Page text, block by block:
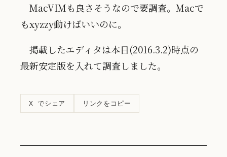
MacVIMも良さそうなので要調査。Macで
もxyzzy動けばいいのに。
掲載したエディタは本日(2016.3.2)時点の
最新安定版を入れて調査しました。
X でシェア リンクをコピー